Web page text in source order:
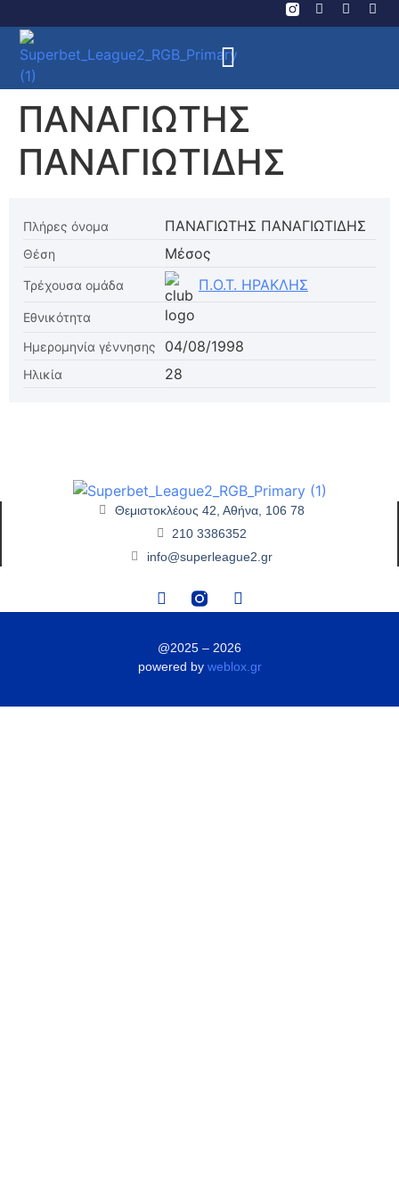
ΠΑΝΑΓΙΩΤΗΣ
ΠΑΝΑΓΙΩΤΙΔΗΣ
Πλήρες όνομα ΠΑΝΑΓΙΩΤΗΣ ΠΑΝΑΓΙΩΤΙΔΗΣ
Θέση Μέσος
Τρέχουσα ομάδα Π.Ο.Τ. ΗΡΑΚΛΗΣ
Εθνικότητα
Ημερομηνία γέννησης
04/08/1998
Ηλικία 28
Θεμιστοκλέους 42, Αθήνα, 106 78
210 3386352
info@superleague2.gr
@2025 – 2026
powered by weblox.gr